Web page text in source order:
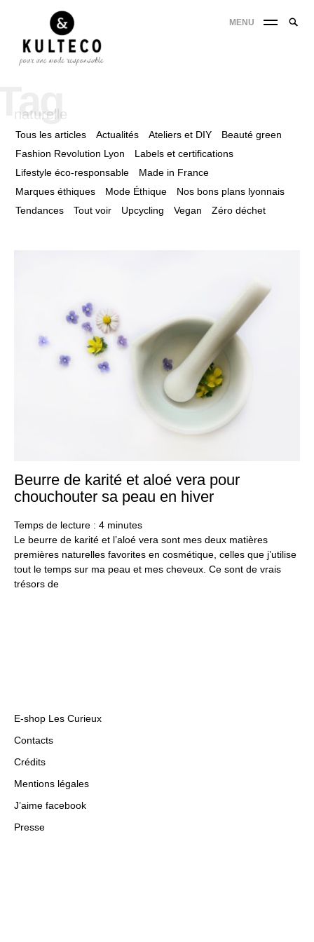
MENU
naturelle
Tous les articles Actualités Ateliers et DIY
Beauté green
Fashion Revolution Lyon
Labels et certifications
Lifestyle éco-responsable
Made in France
Marques éthiques
Mode Éthique
Nos bons plans lyonnais
Tendances
Tout voir Upcycling Vegan Zéro déchet
Beurre de karité et aloé vera pour
chouchouter sa peau en hiver
Temps de lecture : 4 minutes
Le beurre de karité et l’aloé vera sont mes deux matières
premières naturelles favorites en cosmétique, celles que j’utilise
tout le temps sur ma peau et mes cheveux. Ce sont de vrais
trésors de
E-shop Les Curieux
Contacts
Crédits
Mentions légales
J’aime facebook
Presse